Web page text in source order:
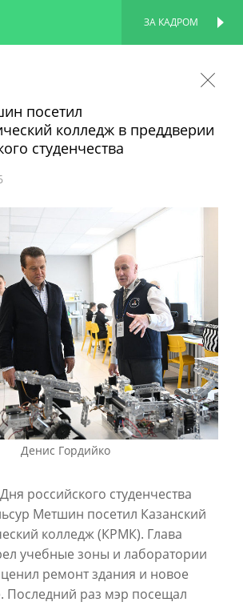
ЗА КАДРОМ
посетил
колледж в преддверии
студенчества
Денис Гордийко
российского студенчества
Метшин посетил Казанский
колледж (КРМК). Глава
учебные зоны и лаборатории
ремонт здания и новое
Последний раз мэр посещал
ПЕРСОНАЛЬНАЯ